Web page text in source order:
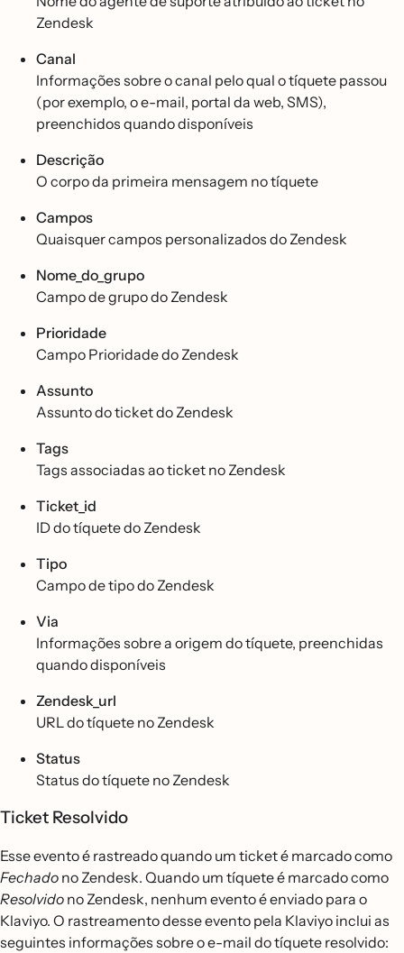
Zendesk
Canal
Informações sobre o canal pelo qual o tíquete passou
(por exemplo, o e-mail, portal da web, SMS),
preenchidos quando disponíveis
Descrição
O corpo da primeira mensagem no tíquete
Campos
Quaisquer campos personalizados do Zendesk
Nome_do_grupo
Campo de grupo do Zendesk
Prioridade
Campo Prioridade do Zendesk
Assunto
Assunto do ticket do Zendesk
Tags
Tags associadas ao ticket no Zendesk
Ticket_id
ID do tíquete do Zendesk
Tipo
Campo de tipo do Zendesk
Via
Informações sobre a origem do tíquete, preenchidas
quando disponíveis
Zendesk_url
URL do tíquete no Zendesk
Status
Status do tíquete no Zendesk
Ticket Resolvido
Esse evento é rastreado quando um ticket é marcado como
Fechado no Zendesk. Quando um tíquete é marcado como
Resolvido no Zendesk, nenhum evento é enviado para o
Klaviyo. O rastreamento desse evento pela Klaviyo inclui as
seguintes informações sobre o e-mail do tíquete resolvido: